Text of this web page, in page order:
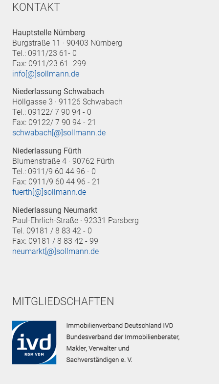
KONTAKT
Hauptstelle Nürnberg
Burgstraße 11 · 90403 Nürnberg
Tel.: 0911/23 61- 0
Fax: 0911/23 61- 299
info[@]sollmann.de
Niederlassung Schwabach
Höllgasse 3 · 91126 Schwabach
Tel.: 09122/ 7 90 94 - 0
Fax: 09122/ 7 90 94 - 21
schwabach[@]sollmann.de
Niederlassung Fürth
Blumenstraße 4 · 90762 Fürth
Tel.: 0911/9 60 44 96 - 0
Fax: 0911/9 60 44 96 - 21
fuerth[@]sollmann.de
Niederlassung Neumarkt
Paul-Ehrlich-Straße · 92331 Parsberg
Tel. 09181 / 8 83 42 - 0
Fax: 09181 / 8 83 42 - 99
neumarkt[@]sollmann.de
MITGLIEDSCHAFTEN